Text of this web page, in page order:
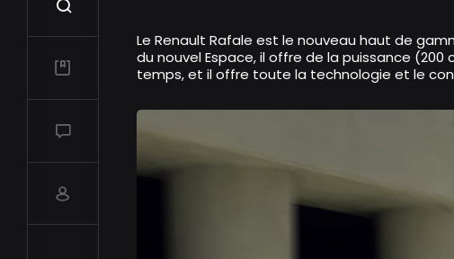
Mes vidéos
Salon de discussions
Le Renault Rafale est le nouveau haut de
du nouvel Espace, il offre de la puissance
temps, et il offre toute la technologie et le